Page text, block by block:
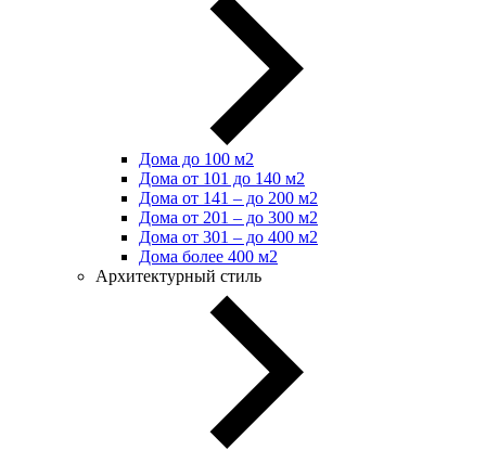
Дома до 100 м2
Дома от 101 до 140 м2
Дома от 141 – до 200 м2
Дома от 201 – до 300 м2
Дома от 301 – до 400 м2
Дома более 400 м2
Архитектурный стиль